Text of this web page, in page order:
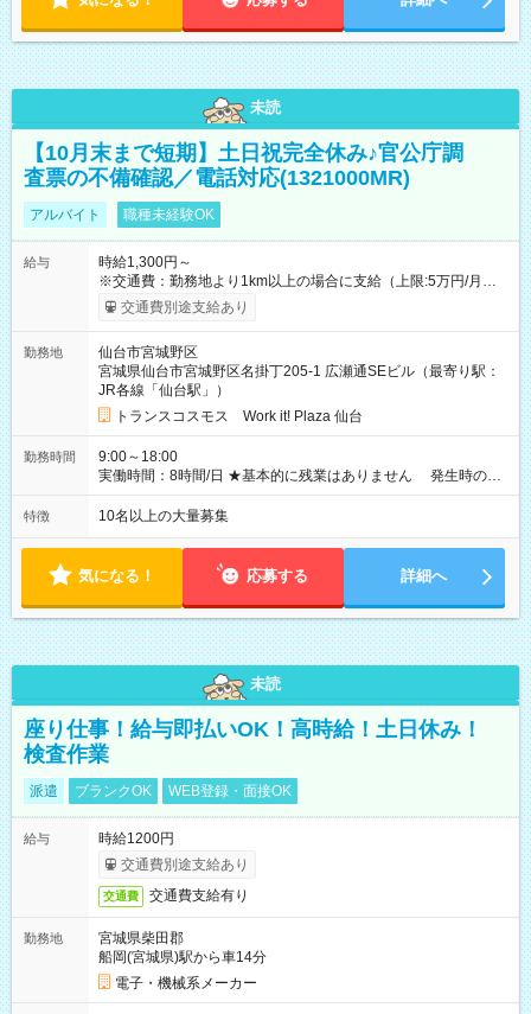
未読
【10月末まで短期】土日祝完全休み♪官公庁調
査票の不備確認／電話対応(1321000MR)
アルバイト 職種未経験OK
給与
時給1,300円～
※交通費：勤務地より1km以上の場合に支給（上限:5万円/月・
2,500円/日） ※残業代：残業発生時は1分単位で支給 ※研修中の
給与変動なし ＜ 収入例 ＞ ■週5日勤務の場合… 月収22万8,800
4日勤務の場合… 月収16万6,400円以上可能 ※交通費別途支給
（時給1,300円×8時間×16日） 【試用期間】試用期間なし
交通費別途支給あり
勤務地
仙台市宮城野区
宮城県仙台市宮城野区名掛丁205-1 広瀬通SEビル（最寄り駅：
JR各線「仙台駅」）
トランスコスモス Work it! Plaza 仙台
勤務時間
9:00～18:00
実働時間：8時間/日 ★基本的に残業はありません 発生時の残
業代は1分単位で支給いたします
特徴 10名以上の大量募集
気になる！ 応募する 詳細へ
未読
座り仕事！給与即払いOK！高時給！土日休み！
検査作業
派遣 ブランクOK WEB登録・面接OK
給与
時給1200円
交通費別途支給あり
交通費 交通費支給有り
勤務地
宮城県柴田郡
船岡(宮城県)駅から車14分
電子・機械系メーカー